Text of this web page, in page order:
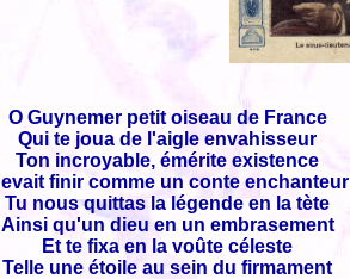
O Guynemer petit oiseau de France
Qui te joua de l'aigle envahisseur
Ton incroyable, émérite existence
finir comme un conte enchanteur
Tu nous quittas la légende en la tète
Ainsi qu'un dieu en un embrasement
Et te fixa en la voûte céleste
Telle une étoile au sein du firmament